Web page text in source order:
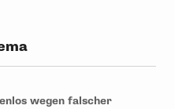
wegen falscher